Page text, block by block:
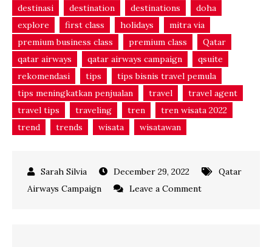
destinasi
destination destinations
doha
explore
first class holidays
mitra via
premium business class
premium class
Qatar
qatar airways
qatar airways campaign
qsuite
rekomendasi
tips
tips bisnis travel pemula
tips meningkatkan penjualan
travel
travel agent
travel tips
traveling tren
tren wisata 2022
trend
trends wisata wisatawan
December 29, 2022
Qatar
Airways Campaign
Leave a Commenton